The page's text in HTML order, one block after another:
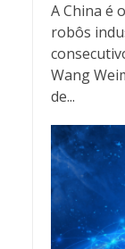
A China é
robôs
Wang
de...